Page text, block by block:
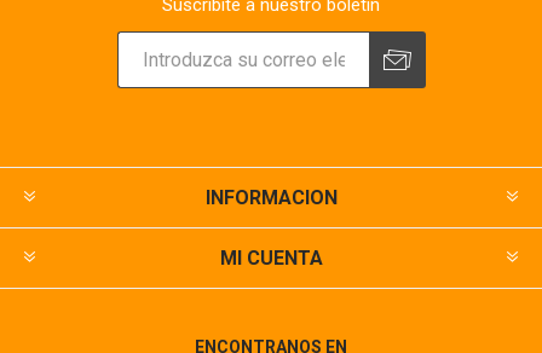
Suscribite a nuestro boletín
INFORMACION
MI CUENTA
ENCONTRANOS EN